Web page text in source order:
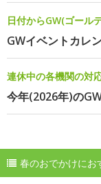
日付からGW(ゴール
GWイベントカレ
連休中の各機関の対
今年(2026年)の
春のおでかけにお